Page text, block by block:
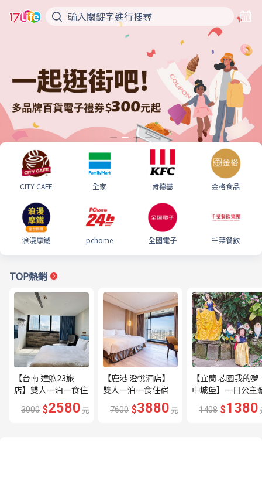
CITY CAFE 全家 肯德基 金格食品
浪漫摩鐵 pchome 全國電子 千葉餐飲
TOP熱銷
【台南 達煦23旅
店】雙人一泊一食住
宿券---🔥近海安路
商圈🔥
3000 $2580元
【鹿港 澄悅酒店】
雙人一泊一食住宿
券---🔥平日限量升
等家庭房、贈兩小🔥
7600 $3880元
【宜蘭 芯園我的夢
中城堡】一日公主
驗券---🔥含歐式下
午茶及換裝🔥
1408 $1380